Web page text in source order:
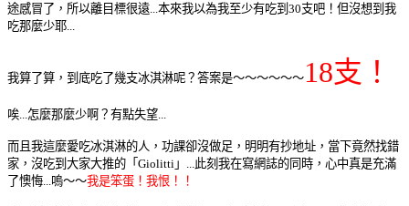
途感冒了，所以離目標很遠...本來我以為我至少有吃到30支吧！但沒想到我
吃那麼少耶...
我算了算，到底吃了幾支冰淇淋呢？答案是～～～～～～18支！
唉...怎麼那麼少啊？有點失望...
而且我這麼愛吃冰淇淋的人，功課卻沒做足，明明有抄地址，當下竟然找錯
家，沒吃到大家大推的「Giolitti」...此刻我在寫網誌的同時，心中真是充滿
了懊悔...嗚～～我是笨蛋！我恨！！